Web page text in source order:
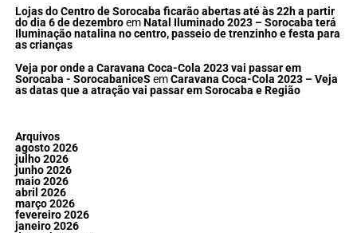
Lojas do Centro de Sorocaba ficarão abertas até às 22h a partir
do dia 6 de dezembroemNatal Iluminado 2023 – Sorocaba terá
Iluminação natalina no centro, passeio de trenzinho e festa para
as crianças
Veja por onde a Caravana Coca-Cola 2023 vai passar em
Sorocaba - SorocabaniceS emCaravana Coca-Cola 2023 – Veja
as datas que a atração vai passar em Sorocaba e Região
Arquivos
agosto 2026
julho 2026
junho 2026
maio 2026
abril 2026
março 2026
fevereiro 2026
janeiro 2026